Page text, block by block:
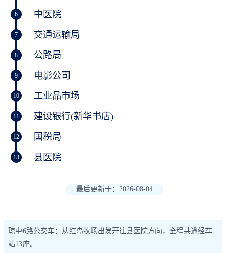
6 中医院
7 交通运输局
8 公路局
9 电影公司
10 工业品市场
11 建设银行(新华书店)
12 国税局
13 县医院
最后更新于：2026-08-04
琼中6路公交车：从红岛牧场出发开往县医院方向，全程共途经车
站13座。